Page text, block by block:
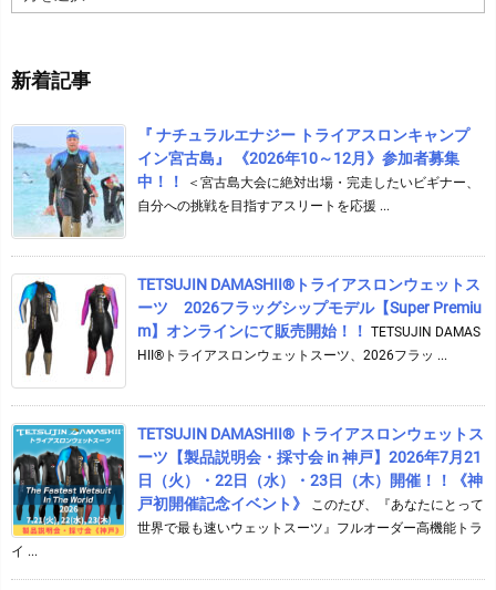
ー
ブ
新着記事
『 ナチュラルエナジー トライアスロンキャンプ
イン宮古島』 《2026年10～12月》参加者募集
中！！
＜宮古島大会に絶対出場・完走したいビギナー、
自分への挑戦を目指すアスリートを応援 ...
TETSUJIN DAMASHII®︎トライアスロンウェットス
ーツ 2026フラッグシップモデル【Super Premiu
m】オンラインにて販売開始！！ TETSUJIN DAMAS
HII®トライアスロンウェットスーツ、2026フラッ ...
TETSUJIN DAMASHII® トライアスロンウェットス
ーツ【製品説明会・採寸会 in 神戸】2026年7月21
日（火）・22日（水）・23日（木）開催！！《神
戸初開催記念イベント》
このたび、『あなたにとって
世界で最も速いウェットスーツ』フルオーダー高機能トラ
イ ...